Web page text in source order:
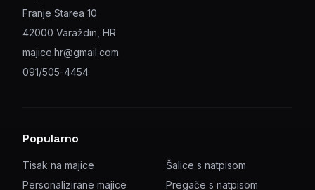
Franje Starea 10
42000 Varaždin, HR
majice.hr@gmail.com
091/505-4454
Popularno
Tisak na majice
Personalizirane majice
Šalice s natpisom
Pregače s natpisom